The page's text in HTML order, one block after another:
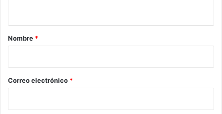
r
*
Nombre *
Correo electrónico *